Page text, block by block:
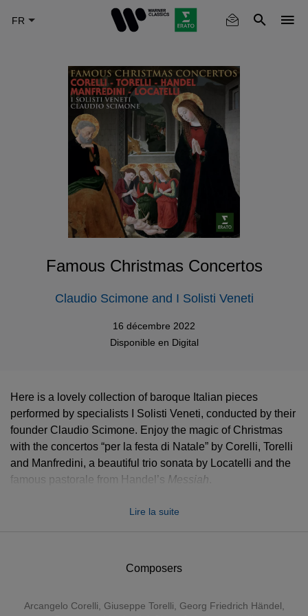
Famous Christmas Concertos
Claudio Scimone and I Solisti Veneti
16 décembre 2022
Disponible en Digital
Composers
Arcangelo Corelli Giuseppe Torelli Georg Friedrich Händel
Here is a lovely collection of baroque Italian pieces
performed by specialists I Solisti Veneti, conducted by their
founder Claudio Scimone. Enjoy the magic of Christmas
with the concertos “per la festa di Natale” by Corelli, Torelli
and Manfredini, a beautiful trio sonata by Locatelli and the
famous pastorale from Handel’s Messiah
Lire la suite